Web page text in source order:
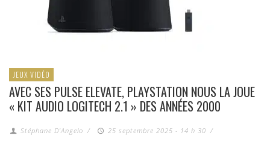
JEUX VIDÉO
AVEC SES PULSE ELEVATE, PLAYSTATION NOUS LA JOUE
« KIT AUDIO LOGITECH 2.1 » DES ANNÉES 2000
Stéphane D'Angelo / 25 septembre 2025 - 14 h 30 /